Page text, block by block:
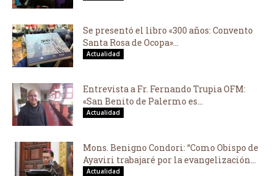
Se presentó el libro «300 años: Convento
Santa Rosa de Ocopa»...
Actualidad
Entrevista a Fr. Fernando Trupia OFM:
«San Benito de Palermo es...
Actualidad
Mons. Benigno Condori: “Como Obispo de
Ayaviri trabajaré por la evangelización...
Actualidad